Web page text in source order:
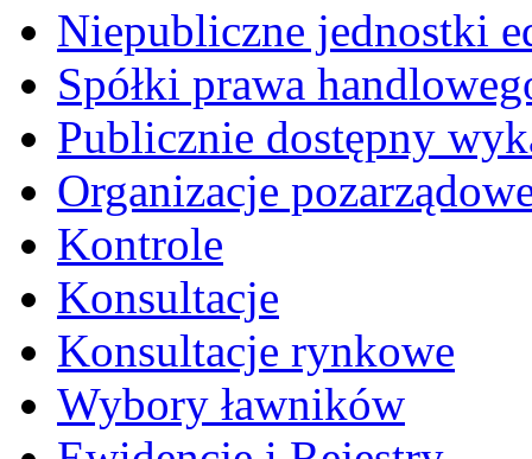
Niepubliczne jednostki
Spółki prawa
Publicznie dostępny
Organizacje
Kontrole
Konsultacje
Konsultacje rynkowe
Wybory ławników